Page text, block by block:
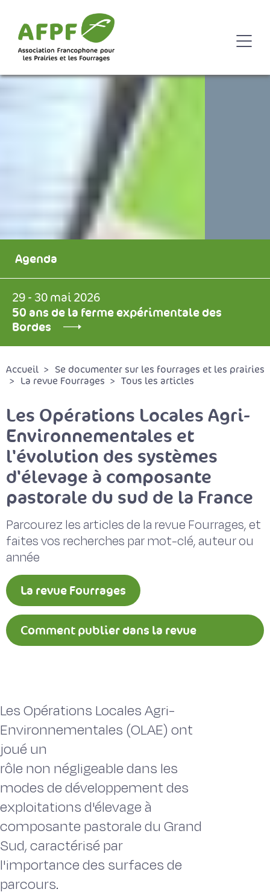
Agenda
29 - 30 mai 2026
50 ans de la ferme expérimentale des
Bordes
Accueil
Se documenter sur les fourrages et les prairies
La revue Fourrages
Tous les articles
Les Opérations Locales Agri-
Environnementales et
l'évolution des systèmes
d'élevage à composante
pastorale du sud de la France
Parcourez les articles de la revue Fourrages, et
faites vos recherches par mot-clé, auteur ou
année
La revue Fourrages
Comment publier dans la revue
Les Opérations Locales Agri-
Environnementales (OLAE) ont
joué un
rôle non négligeable dans les
modes de développement des
exploitations d'élevage à
composante pastorale du Grand
Sud, caractérisé par
l'importance des surfaces de
parcours.